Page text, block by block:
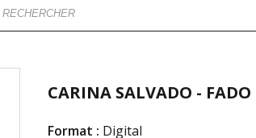
CARINA SALVADO -
Format : Digital